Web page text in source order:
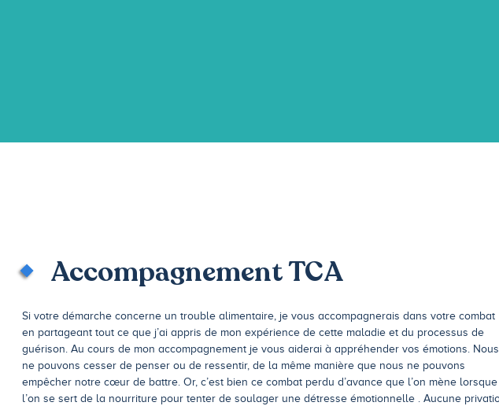
Accompagnement TCA
Si votre démarche concerne un trouble alimentaire, je vous accompagnerais dans votre combat
en partageant tout ce que j’ai appris de mon expérience de cette maladie et du processus de
guérison. Au cours de mon accompagnement je vous aiderai à appréhender vos émotions. Nous
ne pouvons cesser de penser ou de ressentir, de la même manière que nous ne pouvons
empêcher notre cœur de battre. Or, c’est bien ce combat perdu d’avance que l’on mène lorsque
l’on se sert de la nourriture pour tenter de soulager une détresse émotionnelle . Aucune